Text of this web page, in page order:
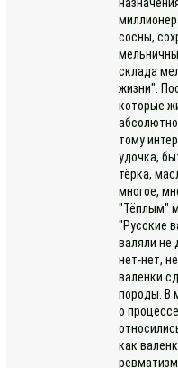
сосны,
склада
жизни".
которые
тому
удочка,
тёрка,
многое,
"Тёплым"
"Русские
валяли не
нет-нет,
валенки
породы. В
о
как